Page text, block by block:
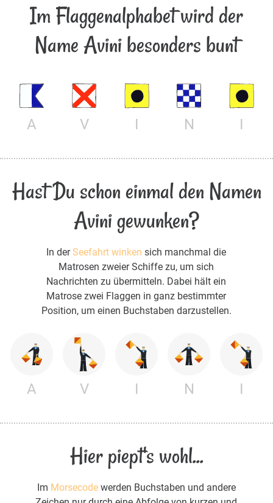
Im Flaggenalphabet wird der
Name Avini besonders bunt
A V I N I
Hast Du schon einmal den Namen
Avini gewunken?
In derSeefahrt winken sich manchmal die
Matrosen zweier Schiffe zu, um sich
Nachrichten zu übermitteln. Dabei hält ein
Matrose zwei Flaggen in ganz bestimmter
Position, um einen Buchstaben darzustellen.
A V I N I
Hier piept's wohl...
Im Morsecodewerden Buchstaben und andere